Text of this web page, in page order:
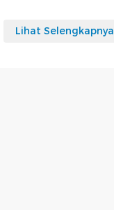
Lihat Selengkapnya